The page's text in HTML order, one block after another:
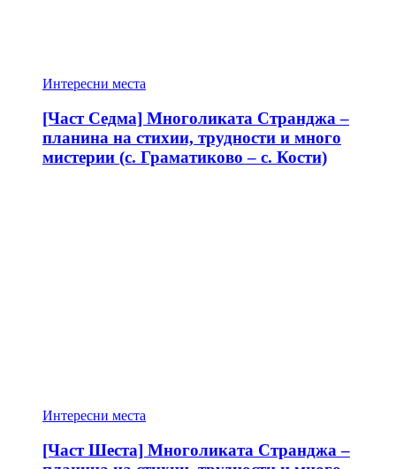
Интересни места
[Част Седма] Многоликата Странджа –
планина на стихии, трудности и много
мистерии (с. Граматиково – с. Кости)
Интересни места
[Част Шеста] Многоликата Странджа –